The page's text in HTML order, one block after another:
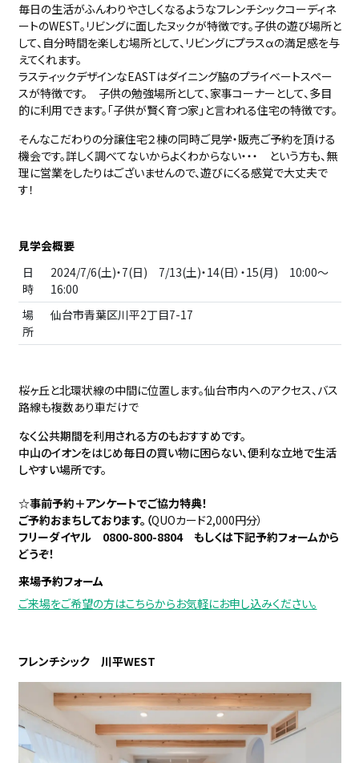
毎日の生活がふんわりやさしくなるようなフレンチシックコーディネ
ートのWEST。リビングに面したヌックが特徴です。子供の遊び場所と
して、自分時間を楽しむ場所として、リビングにプラスαの満足感を与
えてくれます。
ラスティックデザインなEASTはダイニング脇のプライベートスペー
スが特徴です。 子供の勉強場所として、家事コーナーとして、多目
的に利用できます。「子供が賢く育つ家」と言われる住宅の特徴です。
そんなこだわりの分譲住宅２棟の同時ご見学・販売ご予約を頂ける
機会です。詳しく調べてないからよくわからない・・・ という方も、無
理に営業をしたりはございませんので、遊びにくる感覚で大丈夫で
す！
見学会概要
日
時
2024/7/6(土)・7(日) 7/13(土)・14(日）・15(月) 10:00～
16:00
場
所
仙台市青葉区川平2丁目7-17
桜ヶ丘と北環状線の中間に位置します。仙台市内へのアクセス、バス
路線も複数あり車だけで
なく公共期間を利用される方のもおすすめです。
中山のイオンをはじめ毎日の買い物に困らない、便利な立地で生活
しやすい場所です。
☆事前予約＋アンケートでご協力特典！
ご予約おまちしております。（QUOカード2,000円分）
フリーダイヤル 0800-800-8804 もしくは下記予約フォームから
どうぞ！
来場予約フォーム
ご来場をご希望の方はこちらからお気軽にお申し込みください。
フレンチシック 川平WEST